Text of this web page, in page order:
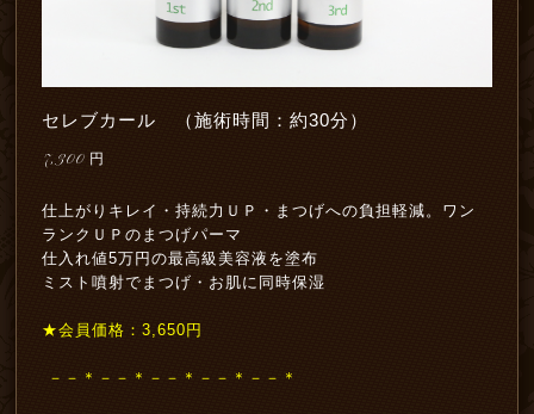
セレブカール （施術時間：約30分）
7,300 円
仕上がりキレイ・持続力ＵＰ・まつげへの負担軽減。ワン
ランクＵＰのまつげパーマ
仕入れ値5万円の最高級美容液を塗布
ミスト噴射でまつげ・お肌に同時保湿
★会員価格：3,650円
－－＊－－＊－－＊－－＊－－＊